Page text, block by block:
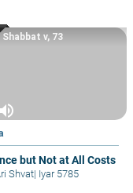
volume_up
but Not at All Costs
Shabbat v, 73
Shvat| Iyar 5785